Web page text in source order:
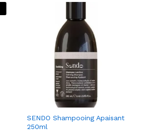
SENDO Shampooing Apaisant
250ml